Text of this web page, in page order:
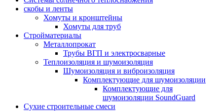
скобы и ленты
Хомуты и кронштейны
Хомуты для труб
Стройматериалы
Металлопрокат
Трубы ВГП и электросварные
Теплоизоляция и шумоизоляция
Шумоизоляция и виброизоляция
Комплектующие для шумоизоляции
Комплектующие для
шумоизоляции SoundGuard
Сухие строительные смеси